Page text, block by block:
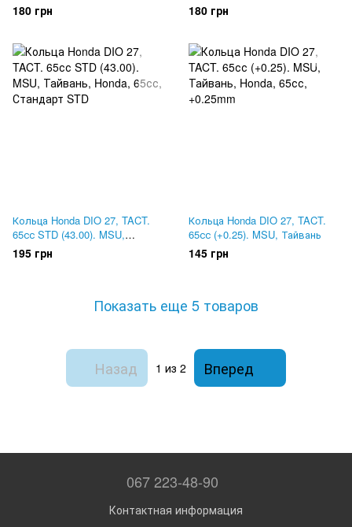
180 грн 180 грн
Кольца Honda DIO 27, TACT.
65сс STD (43.00). MSU,
Тайвань
195 грн
Кольца Honda DIO 27, TACT.
65сс (+0.25). MSU, Тайвань
145 грн
Показать еще 5 товаров
Назад 1 из 2 Вперед
067 223-48-90
Контактная информация